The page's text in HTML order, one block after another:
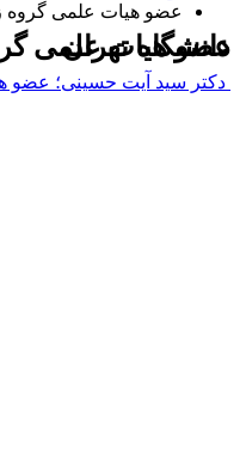
عضو هیات علمی گروه
عضو هیات علمی گروه زبان و ادبیات ژاپنی دانشگاه تهران
دکتر سید آیت حسینی؛ عضو